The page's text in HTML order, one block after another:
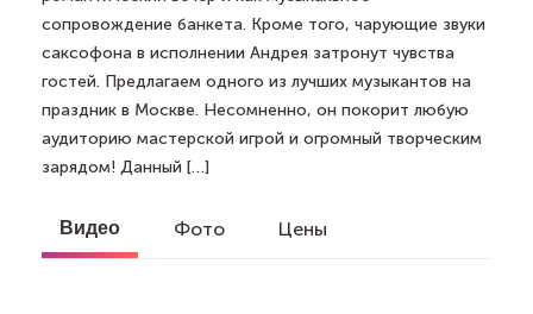
сопровождение банкета. Кроме того, чарующие звуки
саксофона в исполнении Андрея затронут чувства
гостей. Предлагаем одного из лучших музыкантов на
праздник в Москве. Несомненно, он покорит любую
аудиторию мастерской игрой и огромный творческим
зарядом! Данный […]
Видео Фото Цены